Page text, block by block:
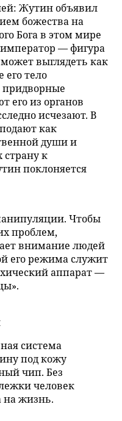
Жутин объявил
божества на
Бога в этом мире
— фигура
выглядеть как
его тело
придворные
его из органов
исчезают. В
как
души и
к
поклоняется
Чтобы
проблем,
внимание людей
его режима служит
аппарат —
система
под кожу
чип. Без
человек
на жизнь.